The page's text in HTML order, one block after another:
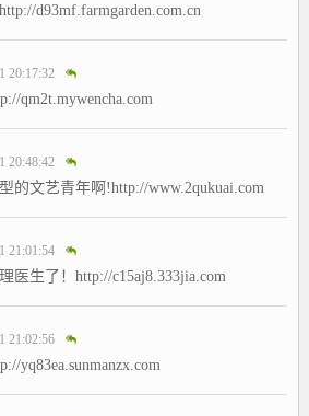
d93mf.farmgarden.com.cn
20:17:32
qm2t.mywencha.com
20:48:42
的文艺青年啊!http://www.2qukuai.com
21:01:54
医生了！http://c15aj8.333jia.com
21:02:56
yq83ea.sunmanzx.com